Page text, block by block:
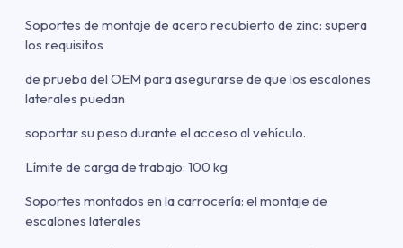
Soportes de montaje de acero recubierto de zinc: supera
los requisitos
de prueba del OEM para asegurarse de que los escalones
laterales puedan
soportar su peso durante el acceso al vehículo.
Límite de carga de trabajo: 100 kg
Soportes montados en la carrocería: el montaje de
escalones laterales